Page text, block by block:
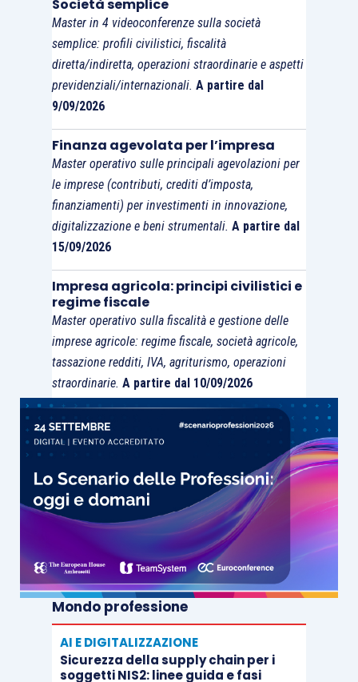
dichiarato ilreddito minimo presunto, calcolato
applicando al (solo)valore dell’esercizio
ciascun aggregato patrimoniale le percentuali qui
di seguito individuate.
Aggregati patrimoniali
Titoli e crediti
Titoli,
partecipazioni,
quote di società
crediti
Immobili, anche
Immobili
Immobili A/10
uso ufficio
acquisiti o
rivalutati
nell’esercizio e
nei 2 esercizi
precedenti
3%
Altre
immobilizzazioni
immobilizzazioni
(materiali e
Società semplice
Master in 4 videoconferenze sulla società
semplice: profili civilistici, fiscalità
diretta/indiretta, operazioni straordinarie e aspetti
previdenziali/internazionali. A partire dal
9/09/2026
Finanza agevolata per l’impresa
Master operativo sulle principali agevolazioni per
le imprese (contributi, crediti d’imposta,
finanziamenti) per investimenti in innovazione,
digitalizzazione e beni strumentali. A partire dal
15/09/2026
Impresa agricola: principi civilistici e
regime fiscale
Master operativo sulla fiscalità e gestione delle
imprese agricole: regime fiscale, società agricole,
tassazione redditi, IVA, agriturismo, operazioni
straordinarie. A partire dal 10/09/2026
Mondo professione
AI E DIGITALIZZAZIONE
Sicurezza della supply chain per i
soggetti NIS2: linee guida e fasi